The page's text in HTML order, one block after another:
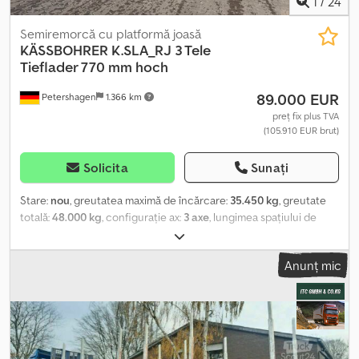
Petershagen 1.366 km
Semiremorcă cu platformă joasă
KÄSSBOHRER K.SLA_RJ 3 Tele
Tieflader 770 mm hoch
89.000 EUR
preț fix plus TVA
(105.910 EUR brut)
Solicita Sunați
Stare: nou, greutatea maximă de încărcare: 35.450 kg, greutate
totală:48.000 kg, configurație ax: 3 axe, lungimea spațiului de
, lățimea spațiului de încărcare:
lățime totală:2.550 mm, înălțime totală:3.500 mm, An de
, Kässbohrer K.SLA_RJ 3 / 1N ? 18/24 |
Trailer semi-basculant | extensibil | cu locaș pentru roți | rampe | 3
axe Gât de lebădă jos, anvelope mici! Înălțime de încărcare: 770
mm Producător: Kässbohrer Model: K.SLA_RJ 3 / 1N ? 18/24 Tip
vehicul: Trailer semi-basculant Jumbo extensibil cu locașuri
pentru roți Țara de omologare: Germania An fabricație: 2026
Anunț mic